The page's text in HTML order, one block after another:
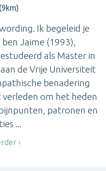
Ik begeleid je
Jaime (1993),
als Master in
de Vrije Universiteit
benadering
om het heden
patronen en
...